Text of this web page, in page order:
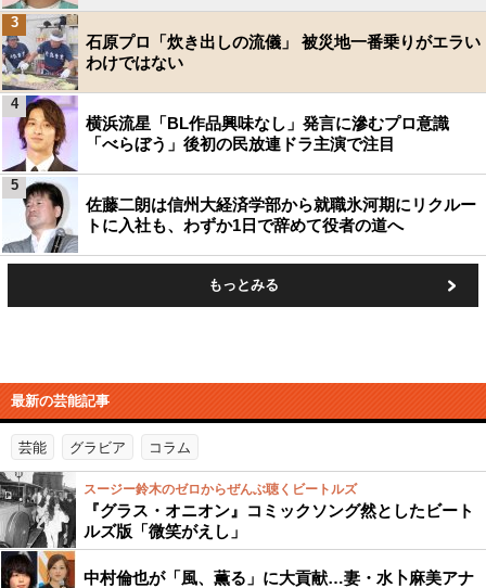
石原プロ「炊き出しの流儀」 被災地一番乗りがエラい
わけではない
3
横浜流星「BL作品興味なし」発言に滲むプロ意識
「べらぼう」後初の民放連ドラ主演で注目
4
佐藤二朗は信州大経済学部から就職氷河期にリクルー
トに入社も、わずか1日で辞めて役者の道へ
5
もっとみる
最新の芸能記事
芸能 グラビア コラム
スージー鈴木のゼロからぜんぶ聴くビートルズ
『グラス・オニオン』コミックソング然としたビート
ルズ版「微笑がえし」
中村倫也が「風、薫る」に大貢献…妻・水卜麻美アナ